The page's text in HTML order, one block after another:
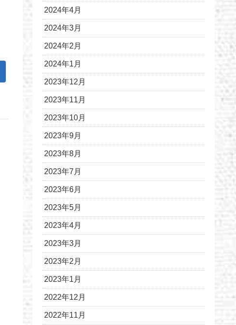
2024年4月
2024年3月
2024年2月
2024年1月
2023年12月
2023年11月
2023年10月
2023年9月
2023年8月
2023年7月
2023年6月
2023年5月
2023年4月
2023年3月
2023年2月
2023年1月
2022年12月
2022年11月